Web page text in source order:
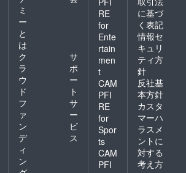
ミ
ー
と
は
ク
ラ
ウ
ド
フ
ァ
ン
デ
ィ
ン
サ
ポ
ー
ト
サ
ー
ビ
ス
RE
for
Ente
rtain
men
t
CAM
PFI
RE
for
Spor
ts
CAM
PFI
に基づ
く表記
情報セ
キュリ
ティ方
針
反社基
本方針
カスタ
マーハ
ラスメ
ントに
対する
考え方